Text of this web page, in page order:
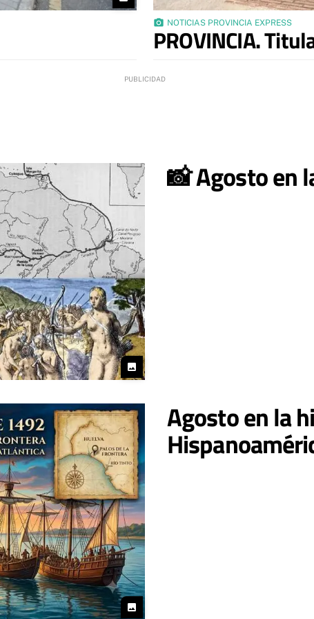
photo_camera NOTICIAS PROVINCIA EXPRESS
PROVINCIA.
photo
📸 Agosto en
photo
Agosto en la